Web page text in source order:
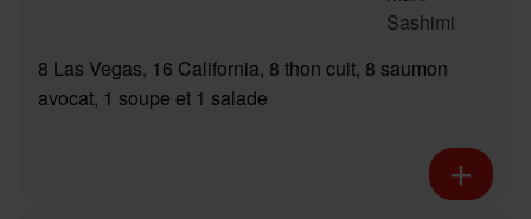
8 Las Vegas, 16 California, 8 thon cuit, 8 saumon
avocat, 1 soupe et 1 salade